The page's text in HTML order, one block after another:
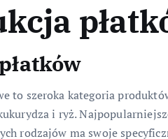
to szeroka kategoria
i ryż.
rodzajów ma swoje